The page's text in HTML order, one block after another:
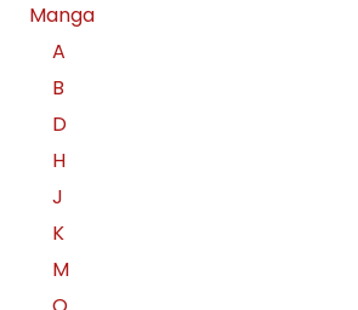
Manga
A
B
D
H
J
K
M